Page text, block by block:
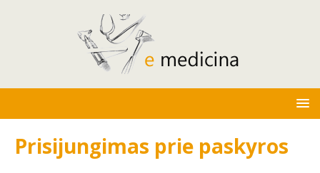
Prisijungimas prie paskyros